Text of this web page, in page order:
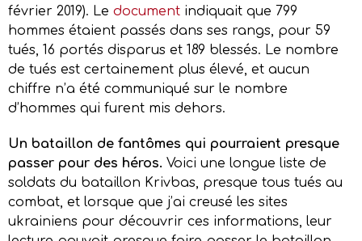
février 2019). Le document indiquait que 799
hommes étaient passés dans ses rangs, pour 59
tués, 16 portés disparus et 189 blessés. Le nombre
de tués est certainement plus élevé, et aucun
chiffre n’a été communiqué sur le nombre
d’hommes qui furent mis dehors.
Un bataillon de fantômes qui pourraient presque
passer pour des héros. Voici une longue liste de
soldats du bataillon Krivbas, presque tous tués au
combat, et lorsque que j’ai creusé les sites
ukrainiens pour découvrir ces informations, leur